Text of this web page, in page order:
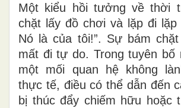
Một kiểu hồi tưởng về thời
chặt lấy đồ chơi và lặp đi lặp
Nó là của tôi!”. Sự bám
mất đi tự do. Trong tuyên bố
một mối quan hệ không
thực tế, điều có thể dẫn đến
bị thúc đẩy chiếm hữu hoặc